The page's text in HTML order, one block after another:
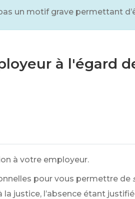
un motif grave permettant
à l'égard
à votre employeur.
pour vous permettre de
justice, l’absence étant